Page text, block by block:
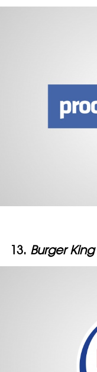
13. Burger King